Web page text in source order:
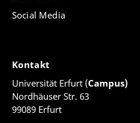
Social Media
Kontakt
Universität Erfurt (Campus)
Nordhäuser Str. 63
99089 Erfurt